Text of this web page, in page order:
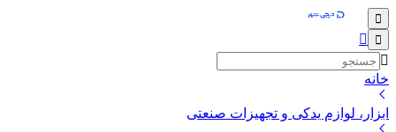
خانه
ابزار، لوازم یدکی و تجهیزات صنعتی